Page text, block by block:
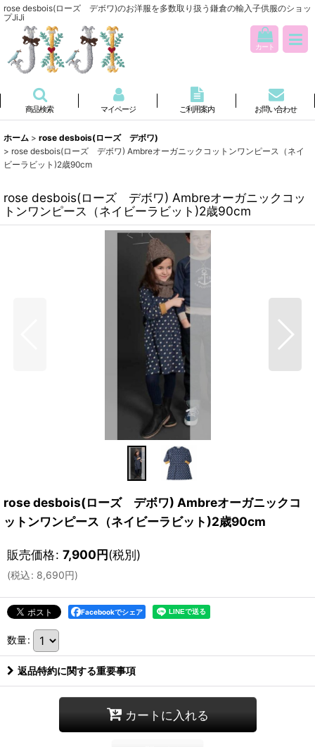
rose desbois(ローズ デボワ)のお洋服を多数取り扱う鎌倉の輸入子供服のショッ
プJiJi
カート
商品検索 マイページ ご利用案内 お問い合わせ
ホーム > rose desbois(ローズ デボワ)
> rose desbois(ローズ デボワ) Ambreオーガニックコットンワンピース（ネイ
ビーラビット)2歳90cm
rose desbois(ローズ デボワ) Ambreオーガニックコッ
トンワンピース（ネイビーラビット)2歳90cm
rose desbois(ローズ デボワ) Ambreオーガニックコ
ットンワンピース（ネイビーラビット)2歳90cm
販売価格: 7,900円(税別)
(税込: 8,690円)
Facebookでシェア
数量:
返品特約に関する重要事項
カートに入れる